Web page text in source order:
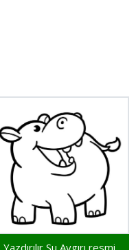
Yazdırılır Su Aygırı resmi